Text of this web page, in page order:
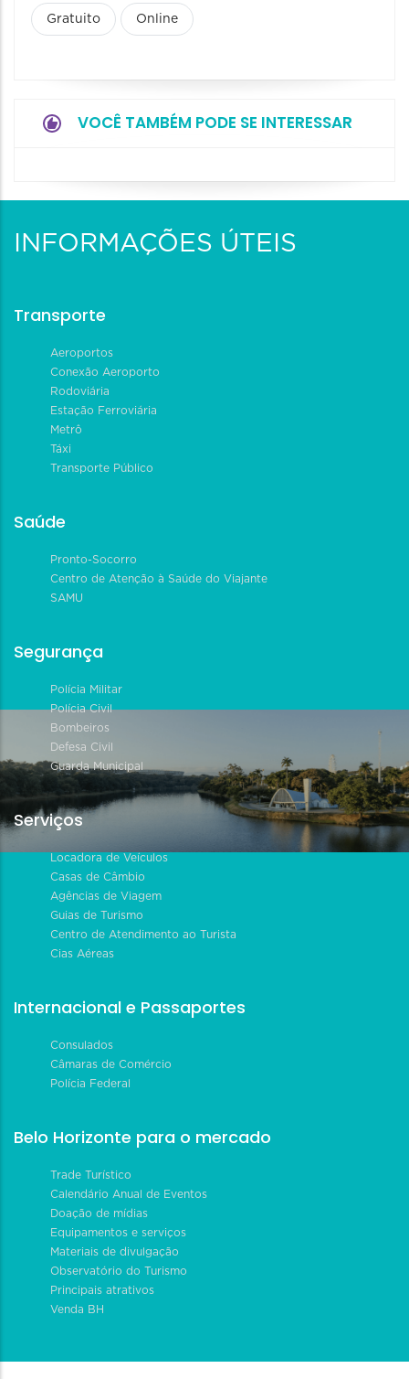
Gratuito Online
VOCÊ TAMBÉM PODE SE INTERESSAR
INFORMAÇÕES ÚTEIS
Transporte
Aeroportos
Conexão Aeroporto
Rodoviária
Estação Ferroviária
Metrô
Táxi
Transporte Público
Saúde
Pronto-Socorro
Centro de Atenção à Saúde do Viajante
SAMU
Segurança
Polícia Militar
Polícia Civil
Bombeiros
Defesa Civil
Guarda Municipal
Serviços
Locadora de Veículos
Casas de Câmbio
Agências de Viagem
Guias de Turismo
Centro de Atendimento ao Turista
Cias Aéreas
Internacional e Passaportes
Consulados
Câmaras de Comércio
Polícia Federal
Belo Horizonte para o mercado
Trade Turístico
Calendário Anual de Eventos
Doação de mídias
Equipamentos e serviços
Materiais de divulgação
Observatório do Turismo
Principais atrativos
Venda BH